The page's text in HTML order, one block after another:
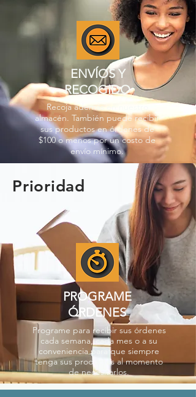
ENVÍOS Y
RECOGIDO
Recoja además en nuestro
almacén. También puede recibir
sus productos en órdenes de
$100 o menos por un costo de
envío mínimo.
Prioridad
PROGRAME
ÓRDENES
Programe para recibir sus órdenes
cada semana, cada mes o a su
conveniencia para que siempre
tenga sus productos al momento
de necesitarlos.